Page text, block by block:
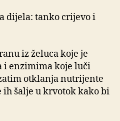
dijela: tanko crijevo i
iz želuca koje je
i enzimima koje luči
otklanja nutrijente
ih šalje u krvotok kako bi